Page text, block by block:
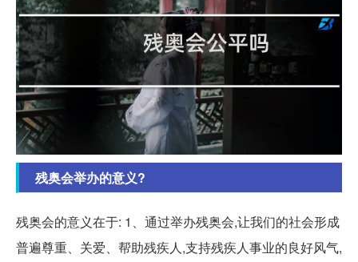
残奥会举办的意义?
残奥会的意义在于: 1、通过举办残奥会,让我们的社会形成
普遍尊重、关爱、帮助残疾人,支持残疾人事业的良好风气,